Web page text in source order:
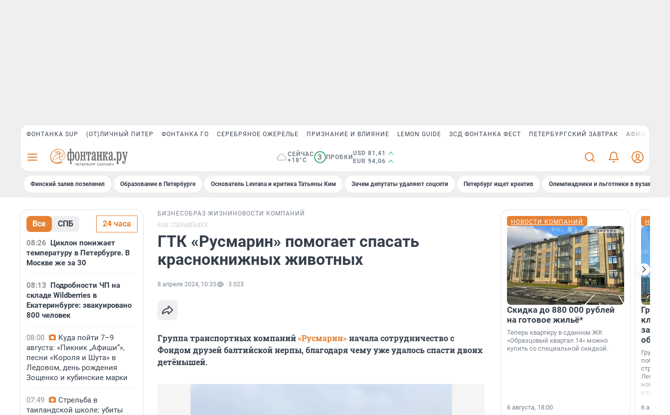
ФОНТАНКА SUP (ОТ)ЛИЧНЫЙ ПИТЕР ФОНТАНКА ГО СЕРЕБРЯНОЕ ОЖЕРЕЛЬЕ ПРИЗНАНИЕ И ВЛИЯНИЕ LEMON GUIDE ЗСД ФОНТАНКА ФЕСТ ПЕТЕРБУРГСКИЙ ЗАВТРАК АФИША PLUS
СЕЙЧАС
+18°C
3 ПРОБКИ
USD 81,41
EUR 94,06
Финский залив позеленел Образование в Петербурге Основатель Levrana и критика Татьяны Ким Зачем депутаты удаляют соцсети Петербург ищет креатив Олимпиадники и льготники в вузах СПб
Все СПБ 24 часа
08:26 Циклон понижает
температуру в Петербурге. В
Москве же за 30
08:13 Подробности ЧП на
складе Wildberries в
Екатеринбурге: эвакуировано
800 человек
08:00
Куда пойти 7–9
августа: «Пикник „Афиши“»,
песни «Короля и Шута» в
Ледовом, день рождения
Зощенко и кубинские марки
07:49
Стрельба в
таиландской школе: убиты
БИЗНЕСОБРАЗ ЖИЗНИ НОВОСТИ КОМПАНИЙ
Erid: 2SDnjdEkdXX
ГТК «Русмарин» помогает спасать
краснокнижных животных
8 апреля 2024, 10:35 3 023
Группа транспортных компаний«Русмарин»начала сотрудничество с
Фондом друзей балтийской нерпы, благодаря чему уже удалось спасти двоих
детёнышей.
НОВОСТИ КОМПАНИЙ
Скидка до 880 000 рублей
на готовое жильё*
Теперь квартиру в сданном ЖК
«Образцовый квартал 14» можно
купить со специальной скидкой.
6 августа, 18:00
Группа
области».
6